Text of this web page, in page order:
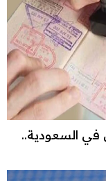
في السعودية..